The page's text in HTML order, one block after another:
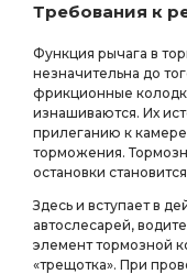
Требования к
Функция рычага в
незначительна до
фрикционные
изнашиваются. Их
прилеганию к
торможения.
остановки
Здесь и вступает в
автослесарей,
элемент тормозной
«трещотка». При